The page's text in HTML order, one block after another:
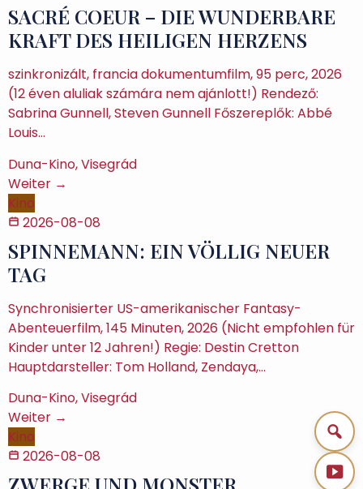
SACRÉ COEUR – DIE WUNDERBARE
KRAFT DES HEILIGEN HERZENS
szinkronizált, francia dokumentumfilm, 95 perc, 2026
(12 éven aluliak számára nem ajánlott!) Rendező:
Sabrina Gunnell, Steven Gunnell Főszereplők: Abbé
Louis…
Duna-Kino, Visegrád
Weiter →
Kino
2026-08-08
SPINNEMANN: EIN VÖLLIG NEUER
TAG
Synchronisierter US-amerikanischer Fantasy-
Abenteuerfilm, 145 Minuten, 2026 (Nicht empfohlen für
Kinder unter 12 Jahren!) Regie: Destin Cretton
Hauptdarsteller: Tom Holland, Zendaya,…
Duna-Kino, Visegrád
Weiter →
Kino
2026-08-08